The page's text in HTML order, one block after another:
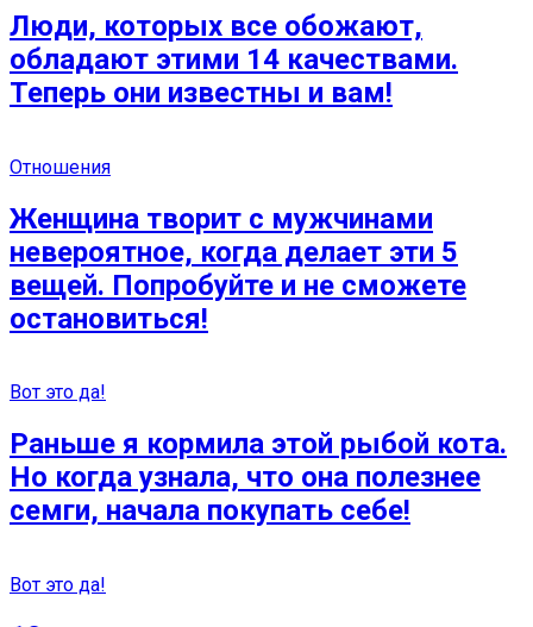
Люди, которых все обожают,
обладают этими 14 качествами.
Теперь они известны и вам!
Отношения
Женщина творит с мужчинами
невероятное, когда делает эти 5
вещей. Попробуйте и не сможете
остановиться!
Вот это да!
Раньше я кормила этой рыбой кота.
Но когда узнала, что она полезнее
семги, начала покупать себе!
Вот это да!